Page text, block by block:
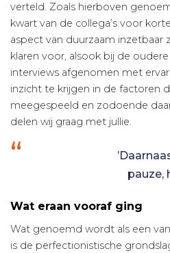
verteld. Zoals hierboven
kwart van de collega’s voor
aspect van duurzaam inzetbaar
klaren voor, alsook bij de
interviews afgenomen met
inzicht te krijgen in de factoren
meegespeeld en zodoende
delen wij graag met jullie.
pauze,
Wat eraan vooraf ging
Wat genoemd wordt als een
is de perfectionistische